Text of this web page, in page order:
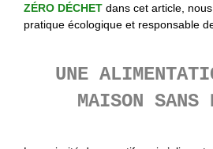
ZÉRO DÉCHET dans cet article,
pratique écologique et responsable
UNE
MAISON SANS